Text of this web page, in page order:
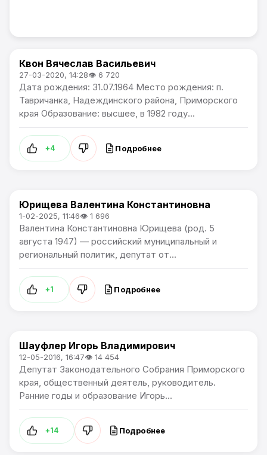
Самые узнаваемые люди Артема
Квон Вячеслав Васильевич
27-03-2020, 14:28👁 6 720
Дата рождения: 31.07.1964 Место рождения: п.
Тавричанка, Надеждинского района, Приморского
края Образование: высшее, в 1982 году...
+4 Подробнее
Самые узнаваемые люди Артема
Юрищева Валентина Константиновна
1-02-2025, 11:46👁 1 696
Валентина Константиновна Юрищева (род. 5
августа 1947) — российский муниципальный и
региональный политик, депутат от...
+1 Подробнее
Самые узнаваемые люди Артема
Шауфлер Игорь Владимирович
12-05-2016, 16:47👁 14 454
Депутат Законодательного Собрания Приморского
края, общественный деятель, руководитель.
Ранние годы и образование Игорь...
+14 Подробнее